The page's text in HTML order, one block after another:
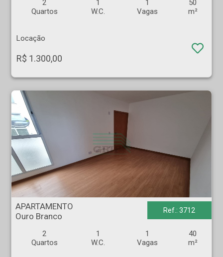
2
Quartos
1
W.C.
1
Vagas
50
m²
Locação
R$ 1.300,00
APARTAMENTO - Ouro Branco - Ribeirão Preto
APARTAMENTO
Ouro Branco
Ref.: 3712
2
Quartos
1
W.C.
1
Vagas
40
m²